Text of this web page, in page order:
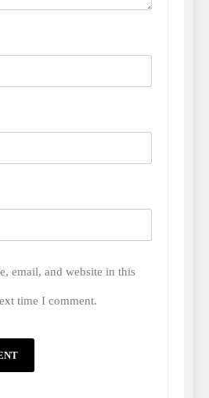
email, and website in this
time I comment.